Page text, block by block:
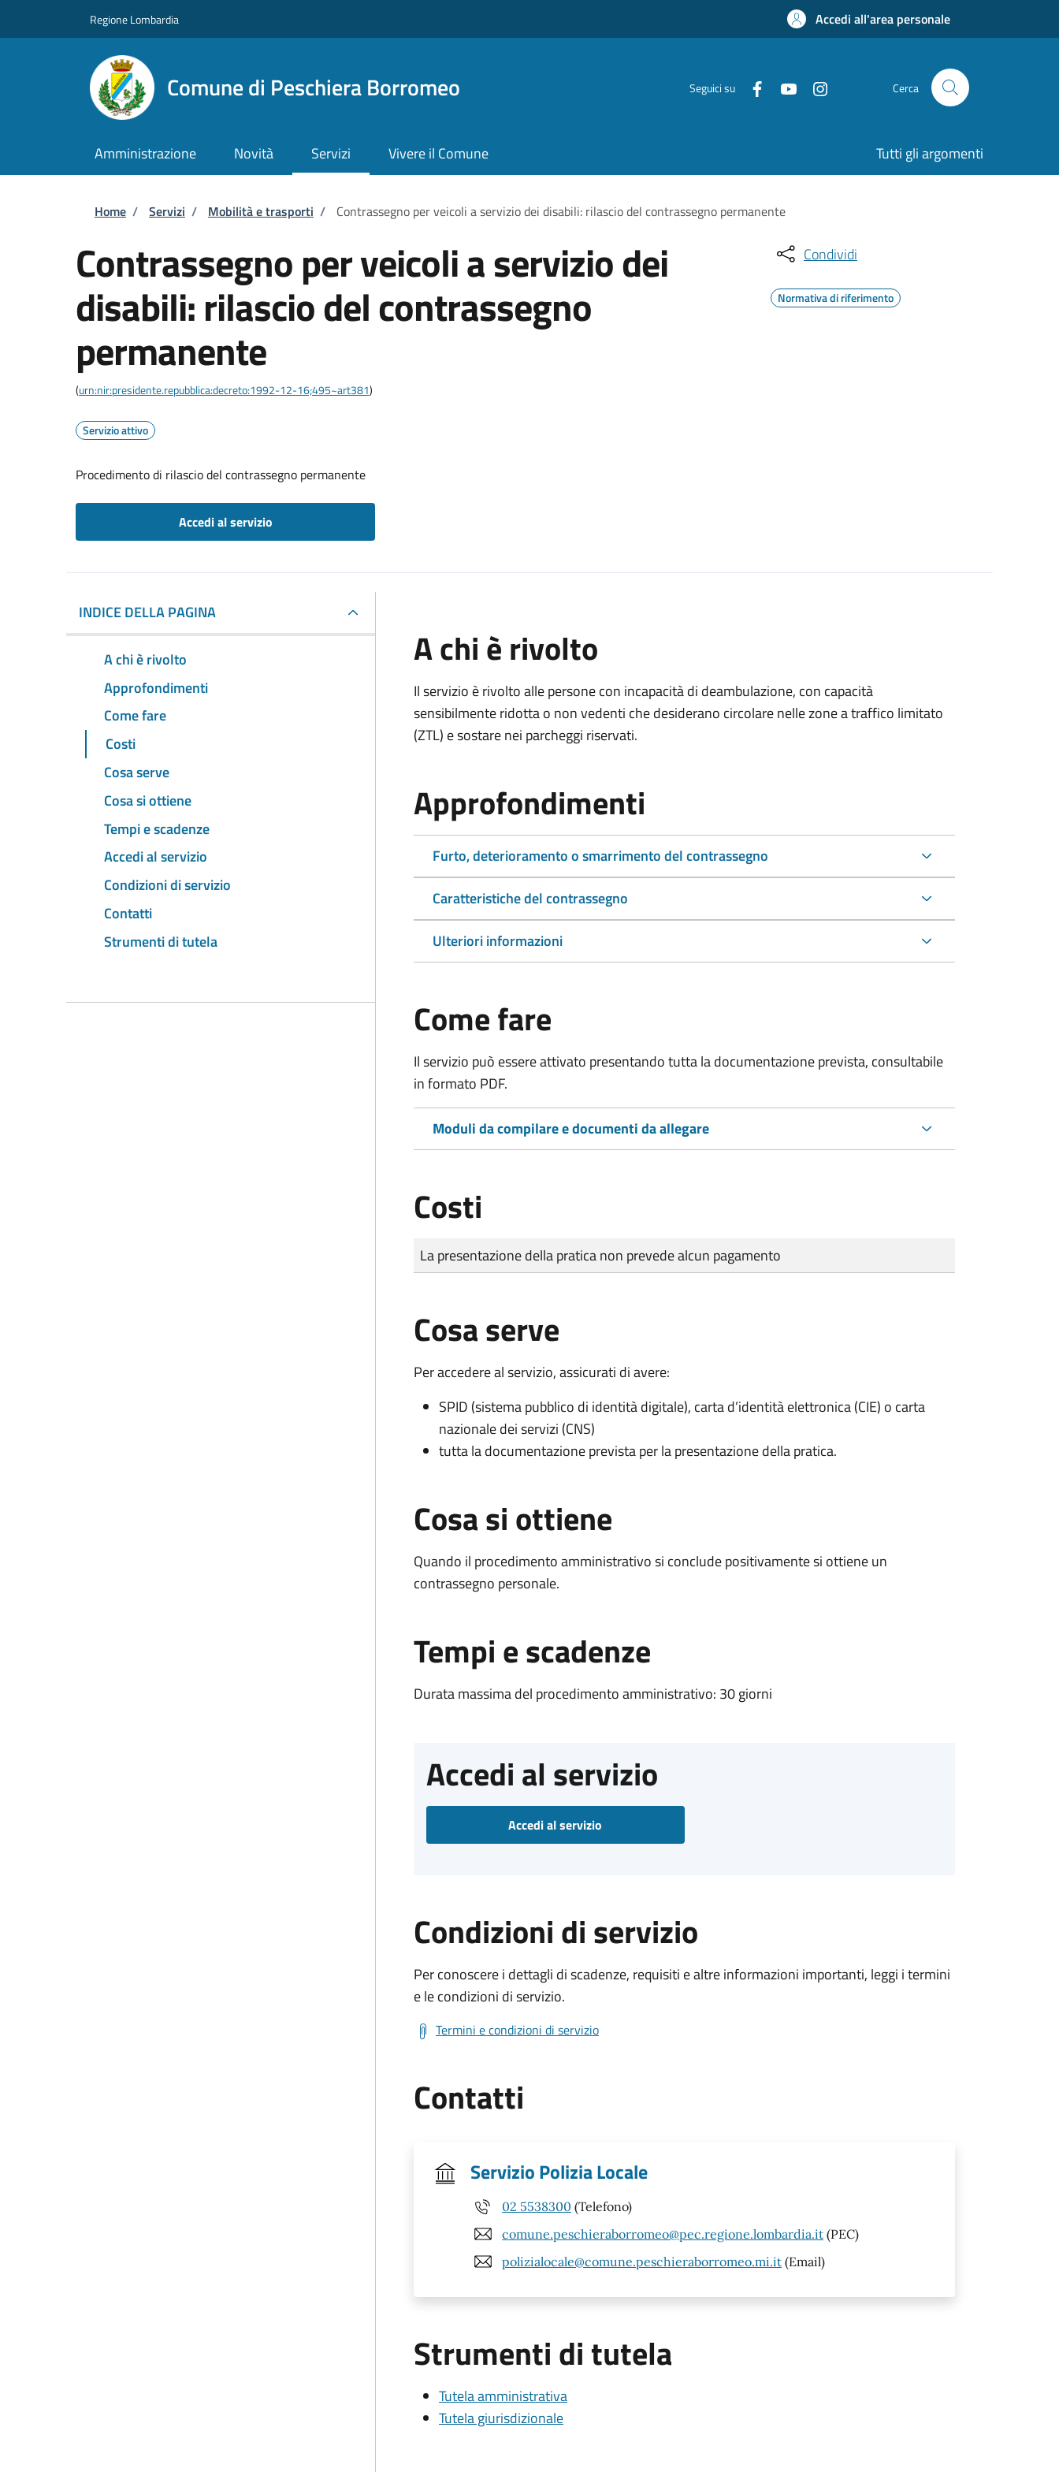
Regione Lombardia Accedi all'area personale
Comune di Peschiera Borromeo Seguici su Cerca
Amministrazione Novità Servizi Vivere il Comune Tutti gli argomenti
Briciole di pane
Home / Servizi / Mobilità e trasporti / Contrassegno per veicoli a servizio dei disabili: rilascio del contrassegno permanente
Contrassegno per veicoli a servizio dei
disabili: rilascio del contrassegno
permanente
(urn:nir:presidente.repubblica:decreto:1992-12-16;495~art381)
Servizio attivo
Procedimento di rilascio del contrassegno permanente
Accedi al servizio
Condividi
Normativa di riferimento
INDICE DELLA PAGINA
A chi è rivolto
Approfondimenti
Come fare
Costi
Cosa serve
Cosa si ottiene
Tempi e scadenze
Accedi al servizio
Condizioni di servizio
Contatti
Strumenti di tutela
A chi è rivolto
Il servizio è rivolto alle persone con incapacità di deambulazione, con capacità
sensibilmente ridotta o non vedenti che desiderano circolare nelle zone a traffico limitato
(ZTL) e sostare nei parcheggi riservati.
Approfondimenti
Furto, deterioramento o smarrimento del contrassegno
Caratteristiche del contrassegno
Ulteriori informazioni
Come fare
Il servizio può essere attivato presentando tutta la documentazione prevista, consultabile
in formato PDF.
Moduli da compilare e documenti da allegare
Costi
Tipo di pagamento
Importo
La presentazione della pratica non prevede alcun pagamento
Cosa serve
Per accedere al servizio, assicurati di avere:
SPID (sistema pubblico di identità digitale), carta d’identità elettronica (CIE) o carta
nazionale dei servizi (CNS)
tutta la documentazione prevista per la presentazione della pratica.
Cosa si ottiene
Quando il procedimento amministrativo si conclude positivamente si ottiene un
contrassegno personale.
Tempi e scadenze
Durata massima del procedimento amministrativo: 30 giorni
Accedi al servizio
Accedi al servizio
Condizioni di servizio
Per conoscere i dettagli di scadenze, requisiti e altre informazioni importanti, leggi i termini
e le condizioni di servizio.
Termini e condizioni di servizio
Contatti
Servizio Polizia Locale
02 5538300 (Telefono)
comune.peschieraborromeo@pec.regione.lombardia.it (PEC)
polizialocale@comune.peschieraborromeo.mi.it (Email)
Strumenti di tutela
Tutela amministrativa
Tutela giurisdizionale